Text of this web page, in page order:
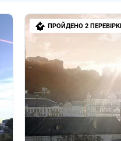
ПРОЙДЕНО 2